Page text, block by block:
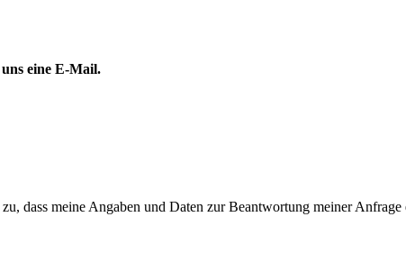
eine E-Mail.
dass meine Angaben und Daten zur Beantwortung meiner